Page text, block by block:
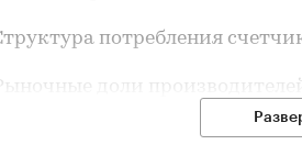
потребления
доли